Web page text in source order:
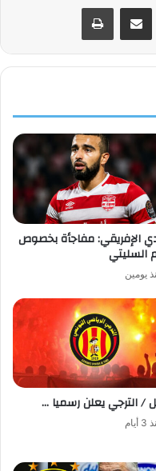
واتساب
الإفريقي: مفاجأة بخصوص
السليتي
يومين
/ الترجي يعلن رسميا …